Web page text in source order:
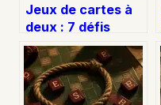
Jeux de cartes à
deux : 7 défis
stratégiques pour
transformer vos
duels